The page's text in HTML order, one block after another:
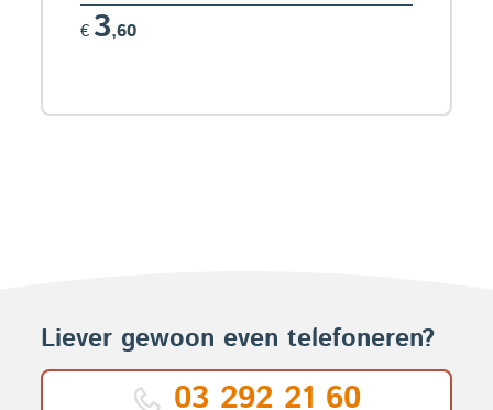
€ 3,60
Liever gewoon even telefoneren?
03 292 21 60